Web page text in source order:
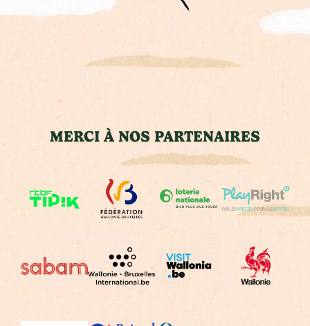
MERCI À NOS PARTENAIRES